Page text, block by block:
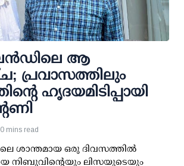
ആ
പ്രവാസത്തിലും
ഹൃദയമിടിപ്പായി
mins read
ശാന്തമായ ഒരു ദിവസത്തിൽ
നിബുവിന്റെയും ലിസയുടെയും